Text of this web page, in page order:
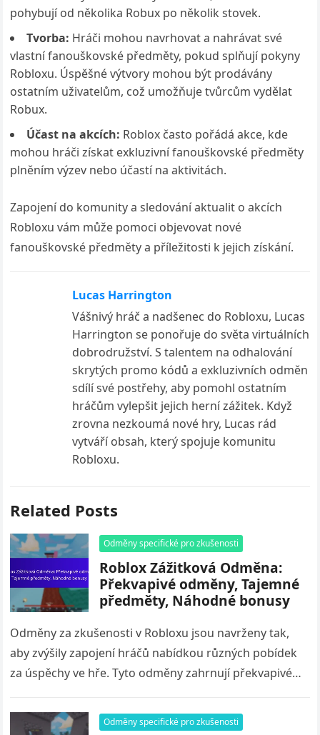
pohybují od několika Robux po několik stovek.
Tvorba: Hráči mohou navrhovat a nahrávat své
vlastní fanouškovské předměty, pokud splňují pokyny
Robloxu. Úspěšné výtvory mohou být prodávány
ostatním uživatelům, což umožňuje tvůrcům vydělat
Robux.
Účast na akcích: Roblox často pořádá akce, kde
mohou hráči získat exkluzivní fanouškovské předměty
plněním výzev nebo účastí na aktivitách.
Zapojení do komunity a sledování aktualit o akcích
Robloxu vám může pomoci objevovat nové
fanouškovské předměty a příležitosti k jejich získání.
Lucas Harrington
Vášnivý hráč a nadšenec do Robloxu, Lucas
Harrington se ponořuje do světa virtuálních
dobrodružství. S talentem na odhalování
skrytých promo kódů a exkluzivních odměn
sdílí své postřehy, aby pomohl ostatním
hráčům vylepšit jejich herní zážitek. Když
zrovna nezkoumá nové hry, Lucas rád
vytváří obsah, který spojuje komunitu
Robloxu.
Related Posts
Odměny specifické pro zkušenosti
Roblox Zážitková Odměna:
Překvapivé odměny, Tajemné
předměty, Náhodné bonusy
Odměny za zkušenosti v Robloxu jsou navrženy tak,
aby zvýšily zapojení hráčů nabídkou různých pobídek
za úspěchy ve hře. Tyto odměny zahrnují překvapivé
Odměny specifické pro zkušenosti